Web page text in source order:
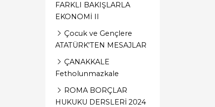
FARKLI BAKIŞLARLA
EKONOMİ II
Çocuk ve Gençlere
ATATÜRK'TEN MESAJLAR
ÇANAKKALE
Fetholunmazkale
ROMA BORÇLAR
HUKUKU DERSLERİ 2024